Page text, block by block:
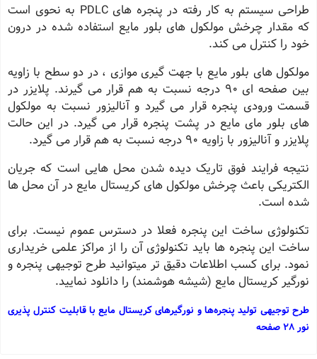
طراحی سیستم به کار رفته در پنجره هایPDLC به نحوی است
که مقدار چرخش مولکول های بلور مایع استفاده شده در درون
خود را کنترل می کند.
مولکول های بلور مایع با جهت گیری موازی ، در دو سطح با زاویه
بین صفحه ای 90 درجه نسبت به هم قرار می گیرند. پلایزر در
قسمت ورودی پنجره قرار می گیرد و آنالیزور نسبت به مولکول
های بلور مای مایع در پشت پنجره قرار می گیرد. در این حالت
پلایزر و آنالیزور با زاویه 90 درجه نسبت به هم قرار می گیرد.
نتیجه فرایند فوق تاریک دیده شدن محل هایی است که جریان
الکتریکی باعث چرخش مولکول های کریستال مایع در آن محل ها
شده است.
تکنولوژی ساخت این پنجره فعلا در دسترس عموم نیست. برای
ساخت این پنجره ها باید تکنولوژی آن را از مراکز علمی خریداری
نمود. برای کسب اطلاعات دقیق تر میتوانید طرح توجیهی پنجره و
نورگیر کریستال مایع (شیشه هوشمند) را دانلود نمایید.
طرح توجیهی تولید ﭘﻨﺠﺮهﻫﺎ و ﻧﻮرﮔﯿﺮﻫﺎی ﮐﺮﯾﺴﺘﺎل ﻣﺎﯾﻊ ﺑﺎ ﻗﺎﺑﻠﯿﺖ ﮐﻨﺘﺮل ﭘﺬﯾﺮی
ﻧﻮر 28 صفحه